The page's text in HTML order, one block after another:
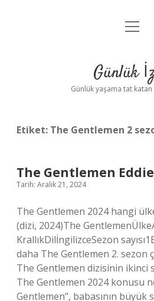
Anasayfa
Yasal
menüyü
Günlük
Günlük yaşama tat katan
Etiket: The Gentlemen 2
The Gentlemen
Tarih: Aralık 21, 2024
The Gentlemen 2024 hangi
(dizi, 2024)The
KrallıkDilİngilizceSezon
daha The Gentlemen 2. sezon
The Gentlemen dizisinin ikinci
The Gentlemen 2024 konusu
Gentlemen”, babasının